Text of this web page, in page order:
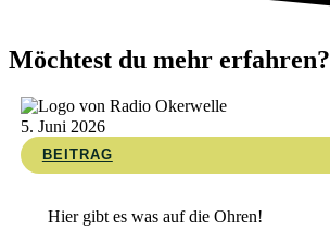
Möchtest du mehr erfahren?
5. Juni 2026
BEITRAG
Hier gibt es was auf die Ohren!